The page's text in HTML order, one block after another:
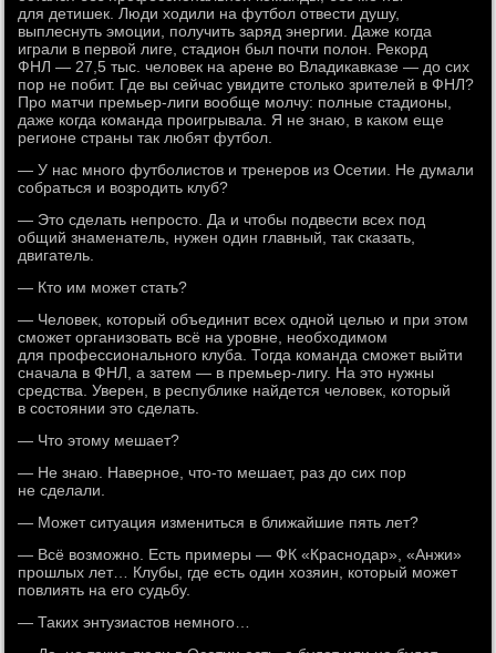
для детишек. Люди ходили на футбол отвести душу,
выплеснуть эмоции, получить заряд энергии. Даже когда
играли в первой лиге, стадион был почти полон. Рекорд
ФНЛ — 27,5 тыс. человек на арене во Владикавказе — до сих
пор не побит. Где вы сейчас увидите столько зрителей в ФНЛ?
Про матчи премьер-лиги вообще молчу: полные стадионы,
даже когда команда проигрывала. Я не знаю, в каком еще
регионе страны так любят футбол.
— У нас много футболистов и тренеров из Осетии. Не думали
собраться и возродить клуб?
— Это сделать непросто. Да и чтобы подвести всех под
общий знаменатель, нужен один главный, так сказать,
двигатель.
— Кто им может стать?
— Человек, который объединит всех одной целью и при этом
сможет организовать всё на уровне, необходимом
для профессионального клуба. Тогда команда сможет выйти
сначала в ФНЛ, а затем — в премьер-лигу. На это нужны
средства. Уверен, в республике найдется человек, который
в состоянии это сделать.
— Что этому мешает?
— Не знаю. Наверное, что-то мешает, раз до сих пор
не сделали.
— Может ситуация измениться в ближайшие пять лет?
— Всё возможно. Есть примеры — ФК «Краснодар», «Анжи»
прошлых лет… Клубы, где есть один хозяин, который может
повлиять на его судьбу.
— Таких энтузиастов немного…